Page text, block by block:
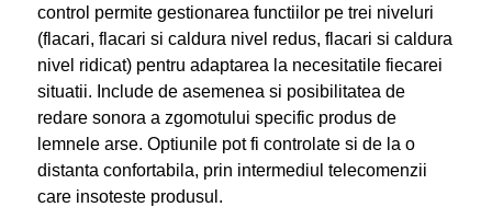
control permite gestionarea functiilor pe trei niveluri
(flacari, flacari si caldura nivel redus, flacari si caldura
nivel ridicat) pentru adaptarea la necesitatile fiecarei
situatii. Include de asemenea si posibilitatea de
redare sonora a zgomotului specific produs de
lemnele arse. Optiunile pot fi controlate si de la o
distanta confortabila, prin intermediul telecomenzii
care insoteste produsul.